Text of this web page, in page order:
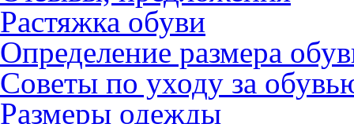
Растяжка обуви
Определение размера
Советы по уходу за
Размеры одежды